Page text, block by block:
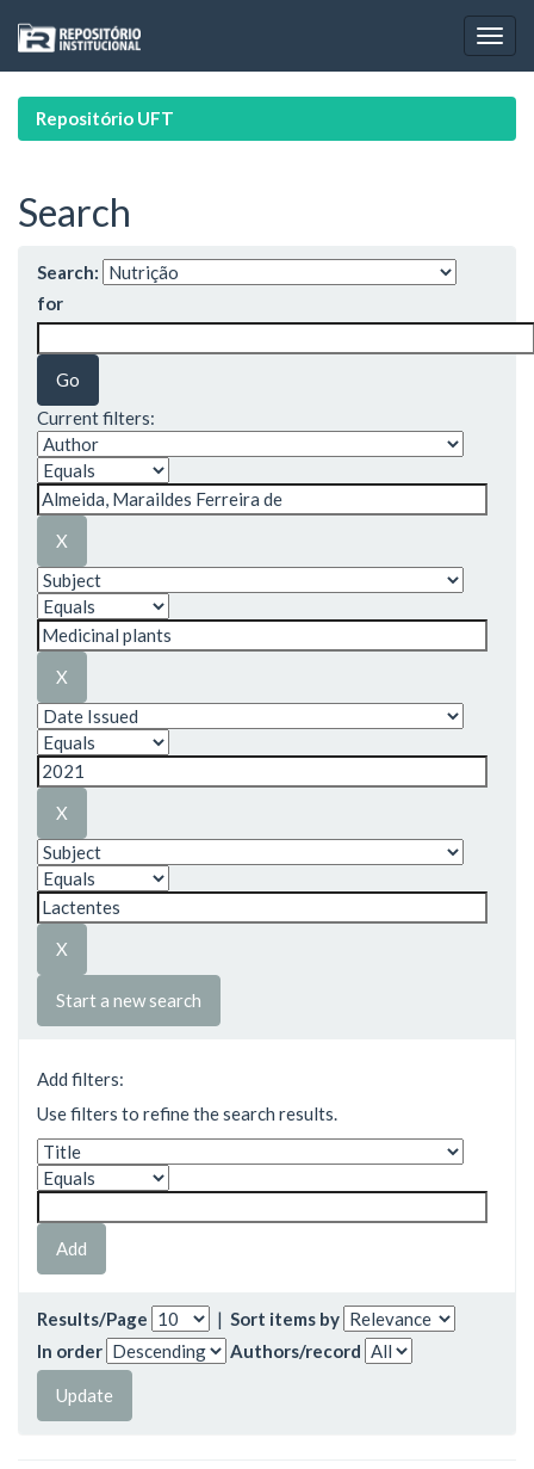
navigation
Repositório UFT
Search
Search:
for
Current filters:
Start a new search
Add filters:
Use filters to refine the search results.
Results/Page | Sort items by
In order
Authors/record